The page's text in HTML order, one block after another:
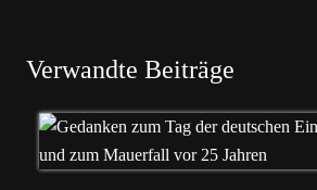
Verwandte Beiträge